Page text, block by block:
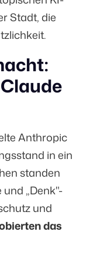
Stadt, die
Anthropic
in ein
standen
„Denk"-
und
das